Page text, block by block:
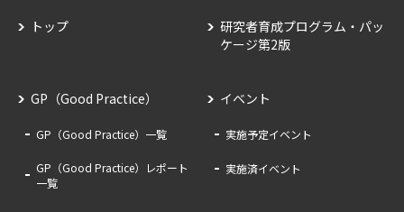
トップ
研究者育成プログラム・パッ
ケージ第2版
GP（Good Practice）
GP（Good Practice）一覧
GP（Good Practice）レポート
一覧
イベント
実施予定イベント
実施済イベント